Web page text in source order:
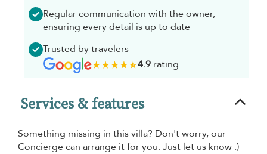
Regular communication with the owner,
ensuring every detail is up to date
Trusted by travelers
4.9rating
Services & features
Something missing in this villa? Don't worry, our
Concierge can arrange it for you. Just let us know :)